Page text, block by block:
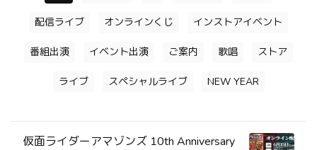
配信ライブ オンラインくじ インストアイベント
番組出演 イベント出演 ご案内 歌唱 ストア
ライブ スペシャルライブ NEW YEAR
仮面ライダーアマゾンズ 10th Anniversary